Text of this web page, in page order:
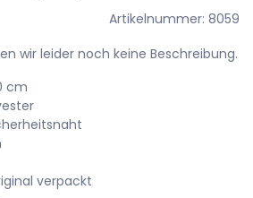
Artikelnummer: 8059
wir leider noch keine Beschreibung.
cm
verpackt